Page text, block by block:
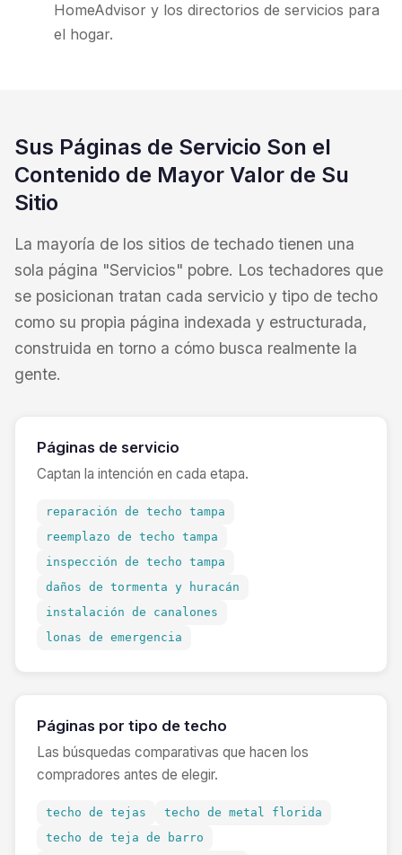
HomeAdvisor y los directorios de servicios para
el hogar.
Sus Páginas de Servicio Son el
Contenido de Mayor Valor de Su
Sitio
La mayoría de los sitios de techado tienen una
sola página "Servicios" pobre. Los techadores que
se posicionan tratan cada servicio y tipo de techo
como su propia página indexada y estructurada,
construida en torno a cómo busca realmente la
gente.
Páginas de servicio
Captan la intención en cada etapa.
reparación de techo tampa
reemplazo de techo tampa
inspección de techo tampa
daños de tormenta y huracán
instalación de canalones
lonas de emergencia
Páginas por tipo de techo
Las búsquedas comparativas que hacen los
compradores antes de elegir.
techo de tejas
techo de metal florida
techo de teja de barro